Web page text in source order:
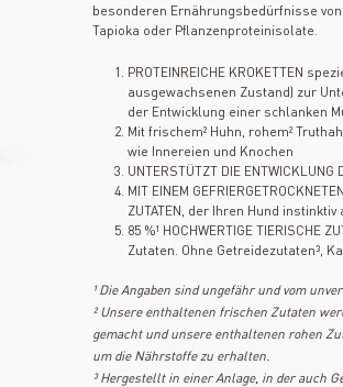
besonderen Ernährungsbedürfnisse
Tapioka oder Pflanzenproteinisolate.
PROTEINREICHE KROKETTEN
ausgewachsenen Zustand) zur
der Entwicklung einer schlanken
Mit frischem² Huhn, rohem²
wie Innereien und Knochen
UNTERSTÜTZT DIE
MIT EINEM
ZUTATEN, der Ihren Hund instinktiv
85 %¹ HOCHWERTIGE TIERISCHE
Zutaten. Ohne Getreidezutaten³,
¹ Die Angaben sind ungefähr und vom
² Unsere enthaltenen frischen Zutaten
gemacht und unsere enthaltenen rohen
um die Nährstoffe zu erhalten.
³ Hergestellt in einer Anlage, in der auch